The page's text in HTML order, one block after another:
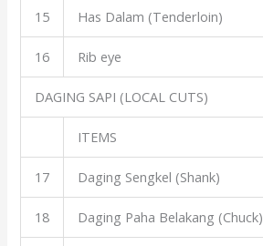
15 Has Dalam (Tenderloin)
16 Rib eye
DAGING SAPI (LOCAL CUTS)
ITEMS
17 Daging Sengkel (Shank)
18 Daging Paha Belakang (Chuck)